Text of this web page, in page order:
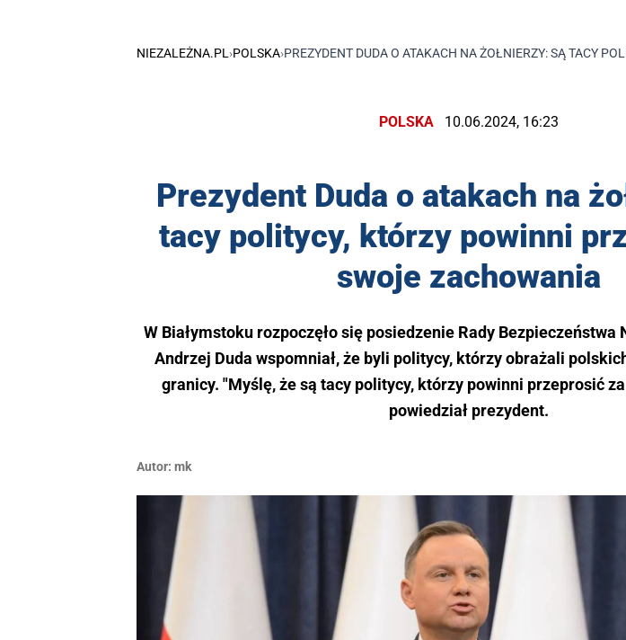
NIEZALEŻNA.PL ›POLSKA›PREZYDENT DUDA O ATAKACH NA ŻOŁNIERZY: SĄ TACY
POLSKA 10.06.2024, 16:23
Prezydent Duda o atakach na
tacy politycy, którzy powinni
swoje zachowania
W Białymstoku rozpoczęło się posiedzenie Rady Bezpieczeństwa
Andrzej Duda wspomniał, że byli politycy, którzy obrażali
granicy. "Myślę, że są tacy politycy, którzy powinni przeprosić
powiedział prezydent.
Autor: mk